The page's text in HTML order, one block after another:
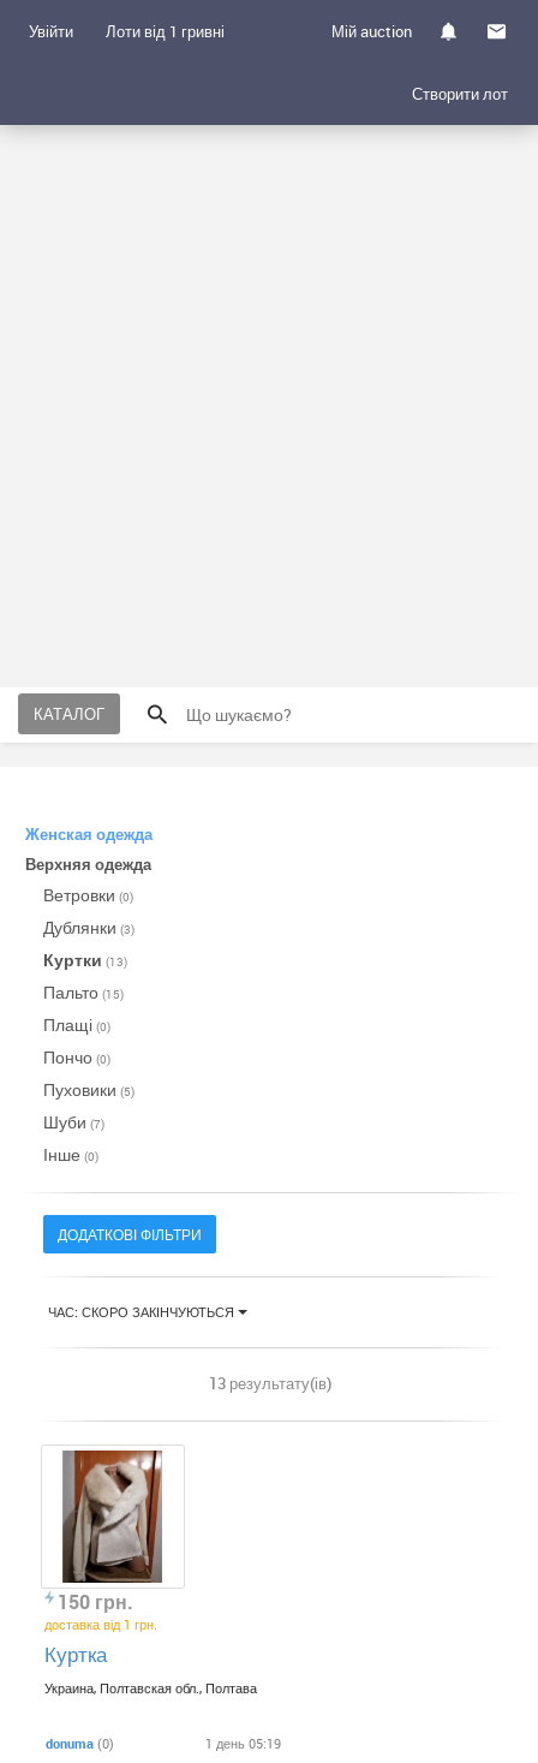
Увійти Лоти від 1 гривні Мій auction
Створити лот
КАТАЛОГ
Женская одежда
Верхняя одежда
Ветровки (0)
Дублянки (3)
Куртки (13)
Пальто (15)
Плащі (0)
Пончо (0)
Пуховики (5)
Шуби (7)
Інше (0)
ДОДАТКОВІ ФІЛЬТРИ
ЧАС: СКОРО ЗАКІНЧУЮТЬСЯ
13 результату(ів)
150 грн.
доставка від 1 грн.
Куртка
Украина, Полтавская обл., Полтава
donuma (0) 1 день 05:19